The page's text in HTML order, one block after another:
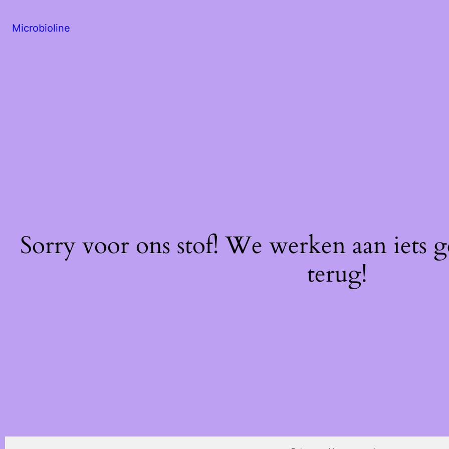
Microbioline
Sorry voor ons stof! We werken aan iets
terug!